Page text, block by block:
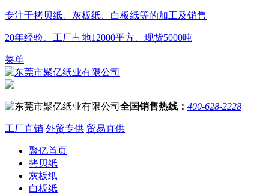
专注于拷贝纸、灰板纸、白板纸等的加工及销售
20年经验、工厂占地12000平方 、现货5000吨
菜单
全国销售热线： 400-628-2228
工厂直销 外贸专供 贸易直供
聚亿首页
拷贝纸
灰板纸
白板纸